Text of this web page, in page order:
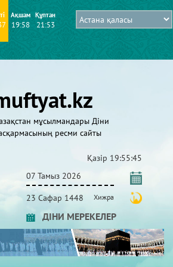
Ақшам
19:58
Құптан
21:53
мұсылмандары Діни
ресми сайты
Қазір 19:55:47
07 Тамыз 2026
23 Сафар 1448 Хижра
ДІНИ МЕРЕКЕЛЕР